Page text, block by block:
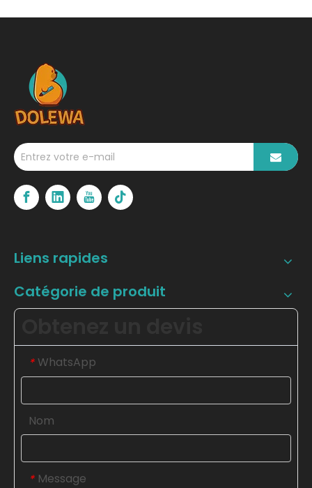
Liens rapides
Catégorie de produit
* WhatsApp
Nom
* Message